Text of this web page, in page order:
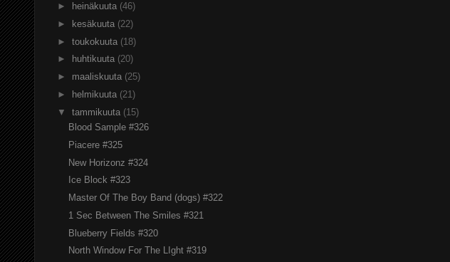
►
heinäkuuta (46)
►
kesäkuuta (22)
► toukokuuta (18)
►
huhtikuuta (20)
► maaliskuuta (25)
►
helmikuuta (21)
▼ tammikuuta (15)
Blood Sample #326
Piacere #325
New Horizonz #324
Ice Block #323
Master Of The Boy Band (dogs) #322
1 Sec Between The Smiles #321
Blueberry Fields #320
North Window For The LIght #319